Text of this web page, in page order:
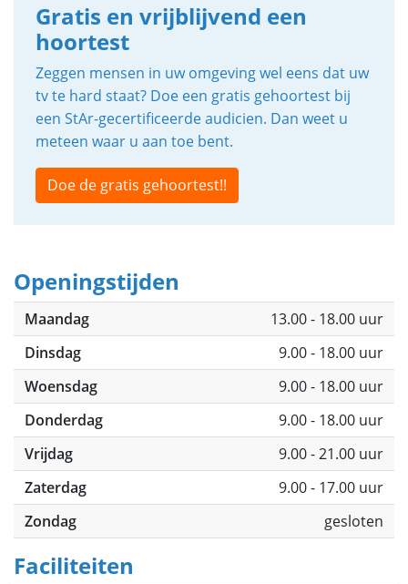
Gratis en vrijblijvend een
hoortest
Zeggen mensen in uw omgeving wel eens dat uw
tv te hard staat? Doe een gratis gehoortest bij
een StAr-gecertificeerde audicien. Dan weet u
meteen waar u aan toe bent.
Doe de gratis gehoortest!!
Openingstijden
Maandag
13.00 - 18.00 uur
Dinsdag
9.00 - 18.00 uur
Woensdag
9.00 - 18.00 uur
Donderdag
9.00 - 18.00 uur
Vrijdag
9.00 - 21.00 uur
Zaterdag
9.00 - 17.00 uur
Zondag
gesloten
Faciliteiten